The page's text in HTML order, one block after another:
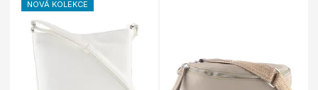
NOVÁ KOLEKCE